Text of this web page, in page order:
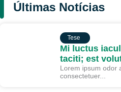
Últimas Notícias
Tese
Mi luctus
taciti; est
Lorem ipsum odor
consectetuer...